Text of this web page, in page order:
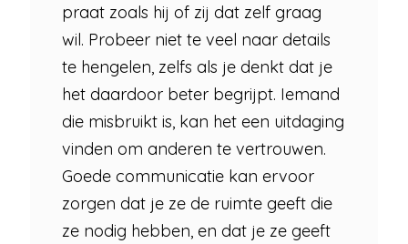
praat zoals hij of zij dat zelf graag
wil. Probeer niet te veel naar details
te hengelen, zelfs als je denkt dat je
het daardoor beter begrijpt. Iemand
die misbruikt is, kan het een uitdaging
vinden om anderen te vertrouwen.
Goede communicatie kan ervoor
zorgen dat je ze de ruimte geeft die
ze nodig hebben, en dat je ze geeft